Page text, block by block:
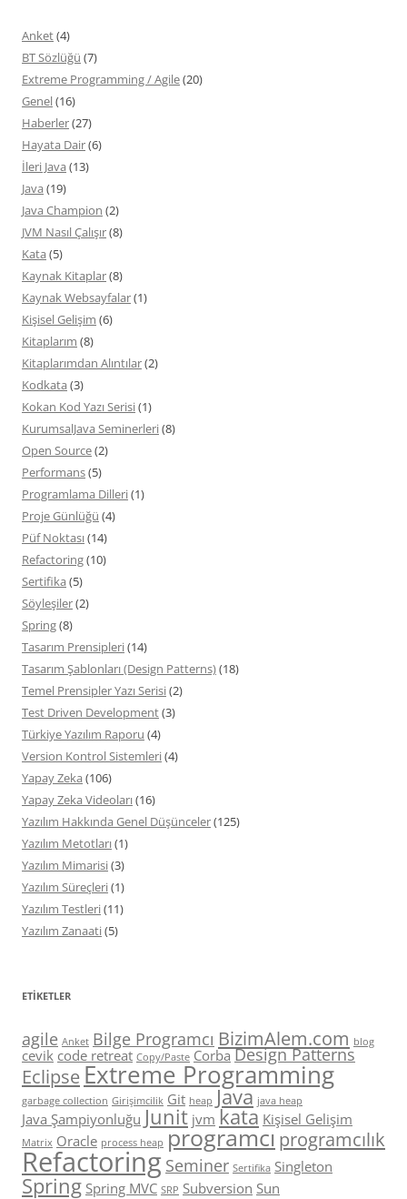
Anket(4)
BT Sözlüğü (7)
Extreme Programming / Agile(20)
Genel(16)
Haberler(27)
Hayata Dair(6)
İleri Java (13)
Java (19)
Java Champion (2)
JVM Nasıl Çalışır(8)
Kata (5)
Kaynak Kitaplar(8)
Kaynak Websayfalar(1)
Kişisel Gelişim (6)
Kitaplarım (8)
Kitaplarımdan Alıntılar(2)
Kodkata (3)
Kokan Kod Yazı Serisi(1)
KurumsalJava Seminerleri(8)
Open Source(2)
Performans(5)
Programlama Dilleri(1)
Proje Günlüğü (4)
Püf Noktası(14)
Refactoring(10)
Sertifika (5)
Söyleşiler(2)
Spring(8)
Tasarım Prensipleri(14)
Tasarım Şablonları (Design Patterns)(18)
Temel Prensipler Yazı Serisi(2)
Test Driven Development(3)
Türkiye Yazılım Raporu (4)
Version Kontrol Sistemleri(4)
Yapay Zeka (106)
Yapay Zeka Videoları(16)
Yazılım Hakkında Genel Düşünceler(125)
Yazılım Metotları(1)
Yazılım Mimarisi(3)
Yazılım Süreçleri(1)
Yazılım Testleri(11)
Yazılım Zanaati(5)
ETIKETLER
agile Anket Bilge Programcı BizimAlem.com blog
cevik code retreat Copy/Paste Corba Design Patterns
Eclipse Extreme Programming
garbage collection Girişimcilik Git heap Java java heap
Java Şampiyonluğu Junit jvm kata Kişisel Gelişim
Matrix Oracle process heap programcı programcılık
Refactoring Seminer Sertifika Singleton
Spring Spring MVC SRP Subversion Sun